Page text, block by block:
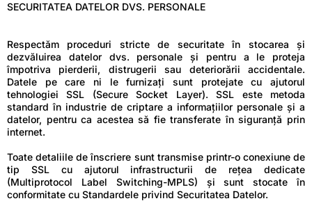
SECURITATEA DATELOR DVS. PERSONALE
Respectăm proceduri stricte de securitate în stocarea și
dezvăluirea datelor dvs. personale și pentru a le proteja
împotriva pierderii, distrugerii sau deteriorării accidentale.
Datele pe care ni le furnizați sunt protejate cu ajutorul
tehnologiei SSL (Secure Socket Layer). SSL este metoda
standard în industrie de criptare a informațiilor personale și a
datelor, pentru ca acestea să fie transferate în siguranță prin
internet.
Toate detaliile de înscriere sunt transmise printr-o conexiune de
tip SSL cu ajutorul infrastructurii de rețea dedicate
(Multiprotocol Label Switching-MPLS) și sunt stocate în
conformitate cu Standardele privind Securitatea Datelor.